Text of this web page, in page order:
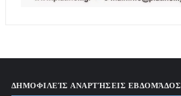
ΔΗΜΟΦΙΛΕΊΣ ΑΝΑΡΤΉΣΕΙΣ ΕΒΔΟΜΆΔΟΣ